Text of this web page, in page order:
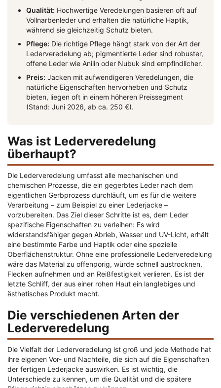
Qualität: Hochwertige Veredelungen basieren oft auf
Vollnarbenleder und erhalten die natürliche Haptik,
während sie gleichzeitig Schutz bieten.
Pflege: Die richtige Pflege hängt stark von der Art der
Lederveredelung ab; pigmentierte Leder sind robuster,
offene Leder wie Anilin oder Nubuk sind empfindlicher.
Preis: Jacken mit aufwendigeren Veredelungen, die
natürliche Eigenschaften hervorheben und Schutz
bieten, liegen oft in einem höheren Preissegment
(Stand: Juni 2026, ab ca. 250 €).
Was ist Lederveredelung
überhaupt?
Die Lederveredelung umfasst alle mechanischen und
chemischen Prozesse, die ein gegerbtes Leder nach dem
eigentlichen Gerbprozess durchläuft, um es für die weitere
Verarbeitung – zum Beispiel zu einer Lederjacke –
vorzubereiten. Das Ziel dieser Schritte ist es, dem Leder
spezifische Eigenschaften zu verleihen: Es wird
widerstandsfähiger gegen Abrieb, Wasser und UV-Licht, erhält
eine bestimmte Farbe und Haptik oder eine spezielle
Oberflächenstruktur. Ohne eine professionelle Lederveredelung
wäre das Material zu offenporig, würde schnell austrocknen,
Flecken aufnehmen und an Reißfestigkeit verlieren. Es ist der
letzte Schliff, der aus einer rohen Haut ein langlebiges und
ästhetisches Produkt macht.
Die verschiedenen Arten der
Lederveredelung
Die Vielfalt der Lederveredelung ist groß und jede Methode hat
ihre eigenen Vor- und Nachteile, die sich auf die Eigenschaften
der fertigen Lederjacke auswirken. Es ist wichtig, die
Unterschiede zu kennen, um die Qualität und die spätere